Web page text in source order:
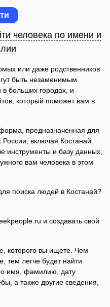
человека по имени и
или даже родственников
быть незаменимым
больших городах, и
который поможет вам в
предназначенная для
включая Костанай.
инструменты и базу данных,
вам человека в этом
поиска людей в Костанай?
и создавать свой
которого вы ищете. Чем
тем легче будет найти
имя, фамилию, дату
а также другие сведения,